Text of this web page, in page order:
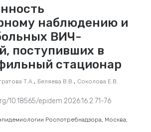
наблюдению и
ВИЧ-
поступивших в
стационар
Роспотребнадзора, Москва,
10.18565/epidem.2026.16.2.71-76
Т.А., Беляева В.В., Соколова Е.В.